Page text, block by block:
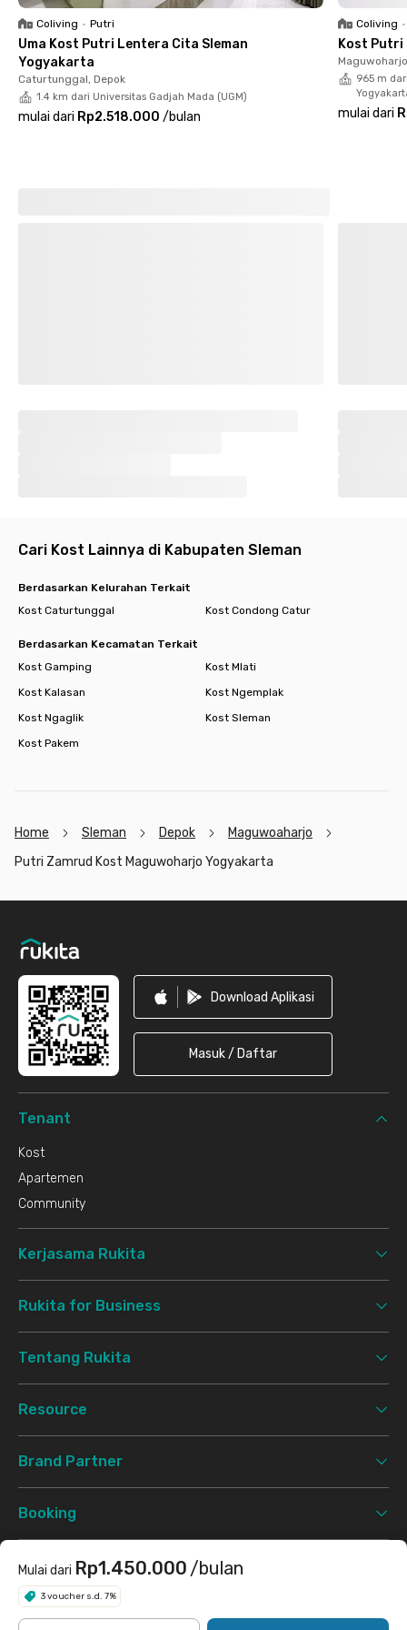
Universitas Negeri Yogyakarta, perjalanan sekitar 17 menit aja.
Putri Zamrud Kost jadi solusi pas buat kamu yang butuh
kenyamanan, kelengkapan fasilitas, dan akses mudah ke
berbagai titik penting di Jogja.
Coliving • Putri
Uma Kost Putri Lentera Cita Sleman
Yogyakarta
Caturtunggal, Depok
1.4 km dari Universitas Gadjah Mada (UGM)
mulai dari Rp2.518.000 /bulan
Coliving •
Kost Putri
965 m
mulai dari
Mulai dari Rp1.450.000 /bulan
3 voucher s.d. 7%
Cari Kost Lainnya di Kabupaten Sleman
Berdasarkan Kelurahan Terkait
Kost Caturtunggal
Kost Condong Catur
Berdasarkan Kecamatan Terkait
Kost Gamping
Kost Mlati
Kost Kalasan
Kost Ngemplak
Kost Ngaglik
Kost Sleman
Kost Pakem
Home Sleman Depok
Maguwoaharjo
Putri Zamrud Kost Maguwoharjo Yogyakarta
Download Aplikasi
Masuk / Daftar
Tenant
Kost
Apartemen
Community
Kerjasama Rukita
Rukita for Business
Tentang Rukita
Resource
Brand Partner
Booking
Support
Syarat & Ketentuan Kebijakan Privasi